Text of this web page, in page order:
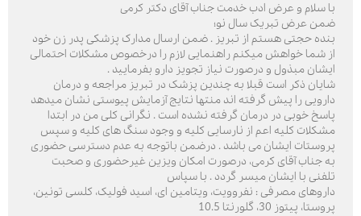
سلام و عرض ادب خدمت جناب آقای دکتر کرمی
عرض تبریک سال نو؛
حجتی هستم از تبریز . ضمن ارسال مدارک پزشکی پدر زن خود
شما خواهش میکنم راهنمایی لازم را درخصوص مشکلات احتمالی
مبذول و درصورت نیاز تجویز دارو بفرمایید .
ذکر است قبلا به چندین پزشک در تبریز مراجعه و درمان
را پیش گرفته اند منتها نتایج آزمایش پیوستی نشان میدهد
خوبی در درمان گرفته نشده است . نگرانی کلی من در ابتدا
کلیه اعم از نارسایی کلیه و وجود سنگ های کلیه و سپس
ایشان می باشد . درضمن باتوجه به عدم دسترسی حضوری
جناب آقای کرمی، درصورت امکان ویزین غیرحضوری و صحبت
با ایشان میسر گردد . با سپاس
مصرفی : نفروویت، ویتامین ای، اسید فولیک، کلسی تونین،
پیتوز 30، گلورنتا 10.5
ارسال